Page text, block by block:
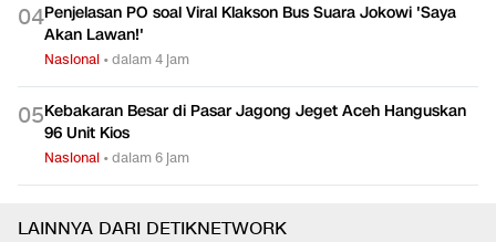
04Penjelasan PO soal Viral Klakson Bus Suara Jokowi 'Saya
Akan Lawan!'
Nasional •dalam 4 jam
05Kebakaran Besar di Pasar Jagong Jeget Aceh Hanguskan
96 Unit Kios
Nasional •dalam 6 jam
LAINNYA DARI DETIKNETWORK